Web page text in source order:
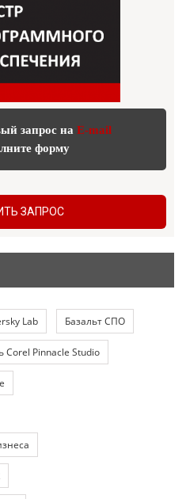
запрос на E-mail
форму
ЗАПРОС
Lab Базальт СПО
Corel Pinnacle Studio